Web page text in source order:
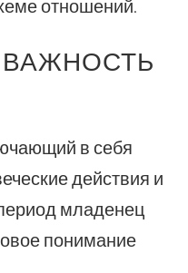
отношений.
в себя
действия и
младенец
понимание